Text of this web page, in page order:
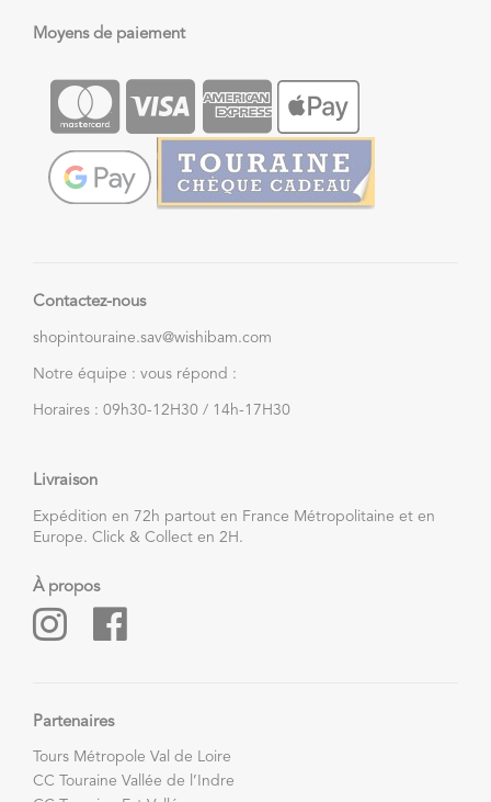
Moyens de paiement
Contactez-nous
shopintouraine.sav@wishibam.com
Notre équipe : vous répond :
Horaires : 09h30-12H30 / 14h-17H30
Livraison
Expédition en 72h partout en France Métropolitaine et en
Europe. Click & Collect en 2H.
À propos
Partenaires
Tours Métropole Val de Loire
CC Touraine Vallée de l’Indre